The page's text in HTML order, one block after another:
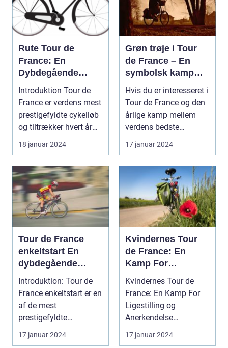
Rute Tour de
France: En
Dybdegående
Gennemgang af
Den Mest
Prestigefyldte
Cykelløbsrute i
Verden
Introduktion Tour de
France er verdens mest
prestigefyldte cykelløb
og tiltrækker hvert år
millioner...
18 januar 2024
Grøn trøje i Tour
de France – En
symbolsk kamp
om point
Hvis du er interesseret i
Tour de France og den
årlige kamp mellem
verdens bedste
cykelryttere, har ...
17 januar 2024
Tour de France
enkeltstart En
dybdegående
analyse af den
ultimative test af
rytteres
individuelle
formåen
Introduktion: Tour de
France enkeltstart er en
af de mest
prestigefyldte
discipliner inden for
prof...
17 januar 2024
Kvindernes Tour
de France: En
Kamp For
Ligestilling og
Anerkendelse
Kvindernes Tour de
France: En Kamp For
Ligestilling og
Anerkendelse
Introduktion til
Kvindernes To...
17 januar 2024